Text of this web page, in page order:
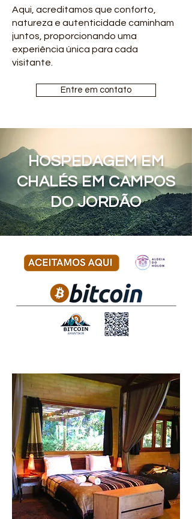
Aqui, acreditamos que conforto,
natureza e autenticidade caminham
juntos, proporcionando uma
experiência única para cada
visitante.
Entre em contato
HOSPEDAGEM EM
CHALÉS EM CAMPOS
DO JORDÃO